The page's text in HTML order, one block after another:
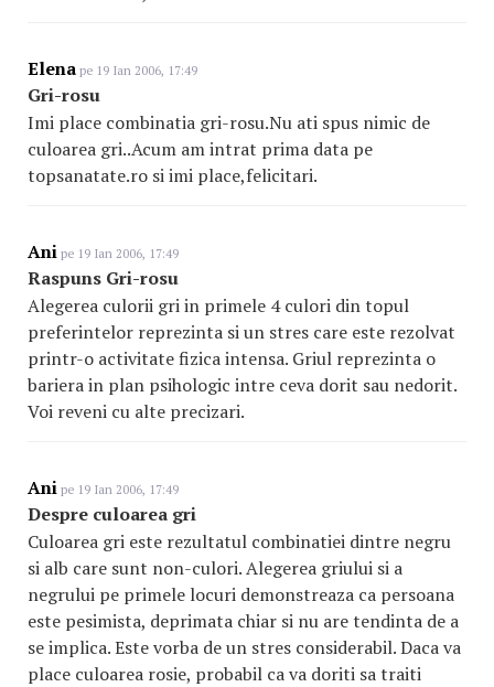
Elena pe 19 Ian 2006, 17:49
Gri-rosu
Imi place combinatia gri-rosu.Nu ati spus nimic de
culoarea gri..Acum am intrat prima data pe
topsanatate.ro si imi place,felicitari.
Ani pe 19 Ian 2006, 17:49
Raspuns Gri-rosu
Alegerea culorii gri in primele 4 culori din topul
preferintelor reprezinta si un stres care este rezolvat
printr-o activitate fizica intensa. Griul reprezinta o
bariera in plan psihologic intre ceva dorit sau nedorit.
Voi reveni cu alte precizari.
Ani pe 19 Ian 2006, 17:49
Despre culoarea gri
Culoarea gri este rezultatul combinatiei dintre negru
si alb care sunt non-culori. Alegerea griului si a
negrului pe primele locuri demonstreaza ca persoana
este pesimista, deprimata chiar si nu are tendinta de a
se implica. Este vorba de un stres considerabil. Daca va
place culoarea rosie, probabil ca va doriti sa traiti